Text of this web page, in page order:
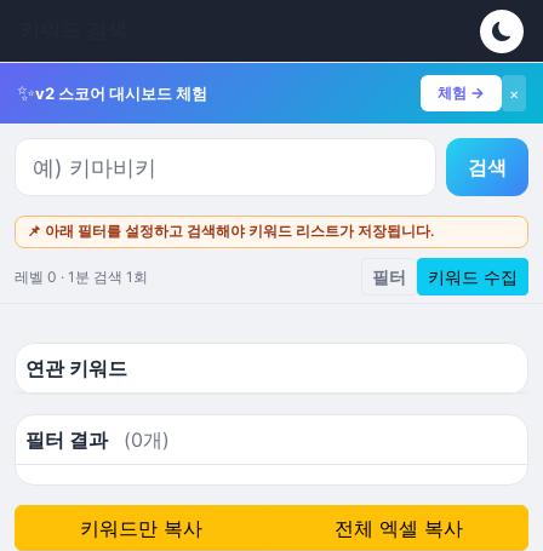
✨v2 스코어 대시보드 체험 체험 → ×
검색
📌 아래 필터를 설정하고 검색해야 키워드 리스트가 저장됩니다.
레벨 0 · 1분 검색 1회 필터 키워드 수집
연관 키워드
필터 결과 (0개)
키워드만 복사 전체 엑셀 복사